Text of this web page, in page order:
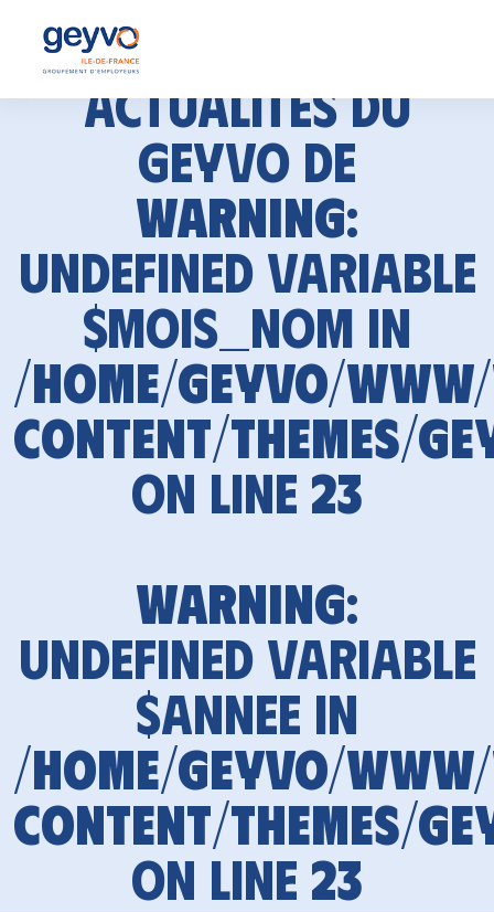
Actualités du
GEYVO de
Warning:
Undefined variable
$mois_nom in
/home/geyvo/
content/themes/
on line 23
Warning:
Undefined variable
$annee in
/home/geyvo/
content/themes/
on line 23